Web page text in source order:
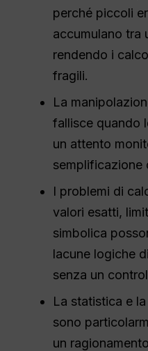
perché piccoli
accumulano tra
rendendo i
fragili.
La
fallisce quando
un attento
semplificazione
I problemi di
valori esatti,
simbolica
lacune logiche
senza un
La statistica e
sono
un